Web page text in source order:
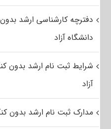
دفترچه کارشناسی ارشد بدون
دانشگاه آزاد
شرایط ثبت نام ارشد بدون
آزاد
مدارک ثبت نام ارشد بدون